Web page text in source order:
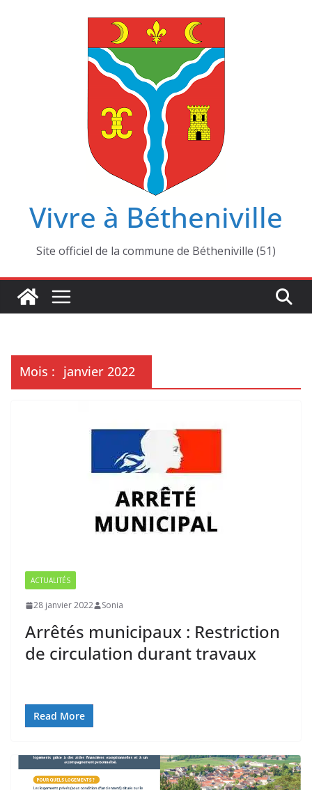
Vivre à Bétheniville
Site officiel de la commune de Bétheniville (51)
Mois : janvier 2022
ACTUALITÉS
28 janvier 2022 Sonia
Arrêtés municipaux : Restriction
de circulation durant travaux
Read More